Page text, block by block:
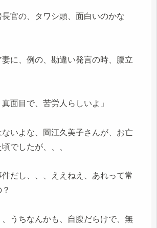
官の、タワシ頭、面白いのかな
に、例の、勘違い発言の時、腹立
真面目で、苦労人らしいよ」
いよな、岡江久美子さんが、お亡
でしたが、、、
だし、、、ええねえ、あれって常
、うちなんかも、自腹だらけで、無